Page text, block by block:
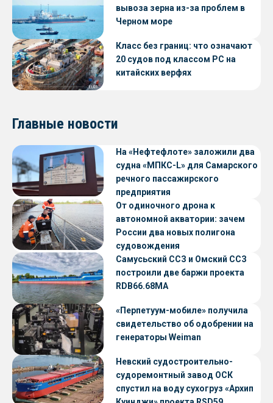
вывоза зерна из-за проблем в
Черном море
Класс без границ: что означают
20 судов под классом РС на
китайских верфях
Главные новости
На «Нефтефлоте» заложили два
судна «МПКС-L» для Самарского
речного пассажирского
предприятия
От одиночного дрона к
автономной акватории: зачем
России два новых полигона
судовождения
Самусьский ССЗ и Омский ССЗ
построили две баржи проекта
RDB66.68МА
«Перпетуум-мобиле» получила
свидетельство об одобрении на
генераторы Weiman
Невский судостроительно-
судоремонтный завод ОСК
спустил на воду сухогруз «Архип